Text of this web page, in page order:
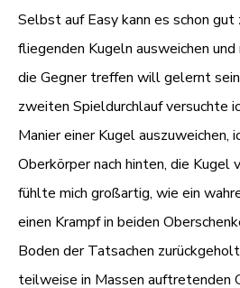
Selbst auf Easy kann es schon gut
fliegenden Kugeln ausweichen
die Gegner treffen will gelernt
zweiten Spieldurchlauf versuchte
Manier einer Kugel auszuweichen,
Oberkörper nach hinten, die Kugel
fühlte mich großartig, wie ein
einen Krampf in beiden
Boden der Tatsachen
teilweise in Massen auftretenden